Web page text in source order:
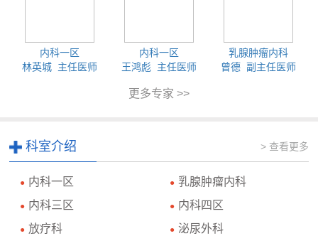
内科一区
林英城 主任医师
内科一区
王鸿彪 主任医师
乳腺肿瘤内科
曾德 副主任医师
更多专家 >>
科室介绍 > 查看更多
● 内科一区 ● 乳腺肿瘤内科
● 内科三区 ● 内科四区
● 放疗科 ● 泌尿外科